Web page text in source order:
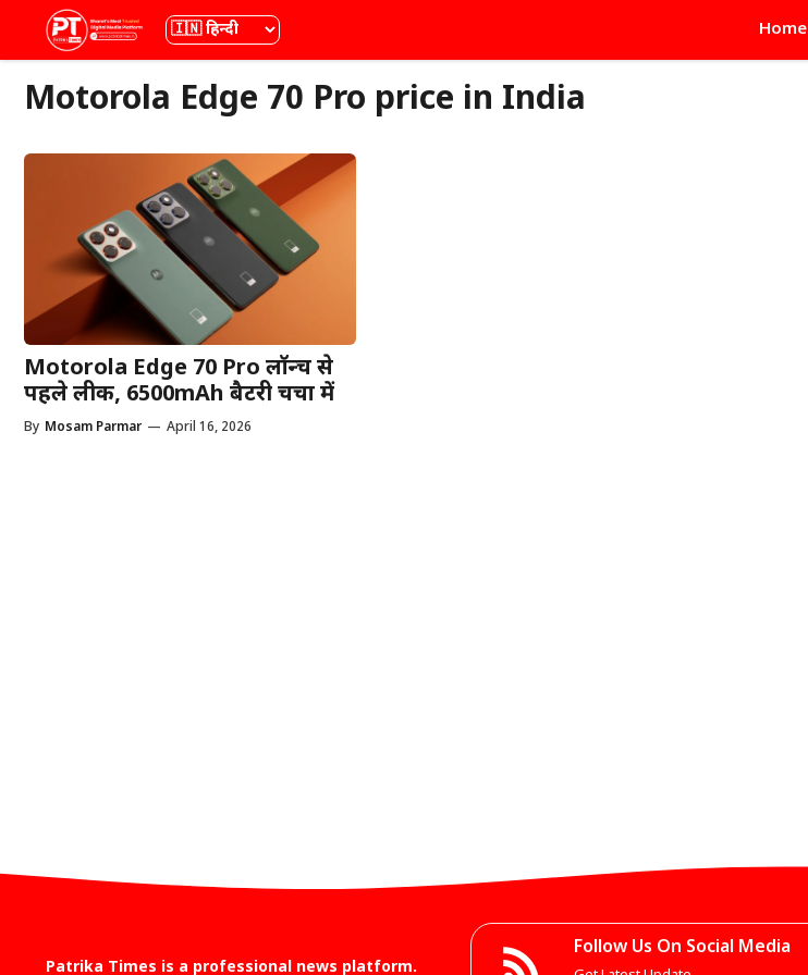
content
भाषा Home
Motorola Edge 70 Pro price in India
Motorola Edge 70 Pro लॉन्च से
पहले लीक, 6500mAh बैटरी चर्चा में
By Mosam Parmar — April 16, 2026
Patrika Times is a professional news platform.
Follow Us On Social Media